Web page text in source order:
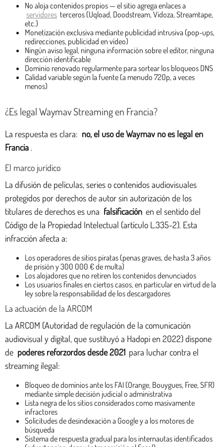
No aloja contenidos propios — el sitio agrega enlaces a
servidores terceros (Uqload, Doodstream, Vidoza, Streamtape,
etc.)
Monetización exclusiva mediante publicidad intrusiva (pop-ups,
redirecciones, publicidad en vídeo)
Ningún aviso legal, ninguna información sobre el editor, ninguna
dirección identificable
Dominio renovado regularmente para sortear los bloqueos DNS
Calidad variable según la fuente (a menudo 720p, a veces
menos)
¿Es legal Waymav Streaming en Francia?
La respuesta es clara: no, el uso de Waymav no es legal en
Francia .
El marco jurídico
La difusión de películas, series o contenidos audiovisuales
protegidos por derechos de autor sin autorización de los
titulares de derechos es una falsificación en el sentido del
Código de la Propiedad Intelectual (artículo L.335-2). Esta
infracción afecta a:
Los operadores de sitios piratas (penas graves, de hasta 3 años
de prisión y 300 000 € de multa)
Los alojadores que no retiren los contenidos denunciados
Los usuarios finales en ciertos casos, en particular en virtud de la
ley sobre la responsabilidad de los descargadores
La actuación de la ARCOM
La ARCOM (Autoridad de regulación de la comunicación
audiovisual y digital, que sustituyó a Hadopi en 2022) dispone
de poderes reforzordos desde 2021 para luchar contra el
streaming ilegal:
Bloqueo de dominios ante los FAI (Orange, Bouygues, Free, SFR)
mediante simple decisión judicial o administrativa
Lista negra de los sitios considerados como masivamente
infractores
Solicitudes de desindexación a Google y a los motores de
búsqueda
Sistema de respuesta gradual para los internautas identificados